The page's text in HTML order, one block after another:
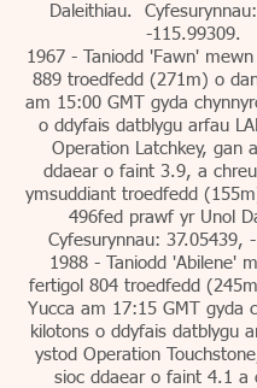
Daleithiau. Cyfesurynnau:
-115.99309.
1967 - Taniodd 'Fawn'
889 troedfedd (271m) o
am 15:00 GMT gyda
o ddyfais datblygu arfau
Operation Latchkey, gan
ddaear o faint 3.9, a
ymsuddiant troedfedd
496fed prawf yr Unol
Cyfesurynnau: 37.05439, -
1988 - Taniodd 'Abilene'
fertigol 804 troedfedd
Yucca am 17:15 GMT gyda
kilotons o ddyfais datblygu
ystod Operation
sioc ddaear o faint 4.1 a